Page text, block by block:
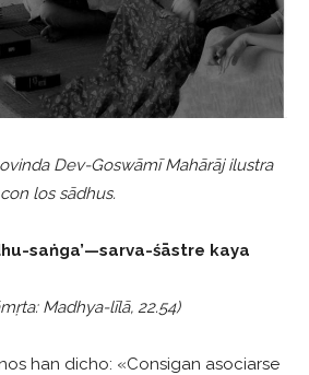
Dev-Goswāmī Mahārāj ilustra
los sādhus.
saṅga’—sarva-śāstre kaya
Madhya-līlā, 22.54)
han dicho: «Consigan asociarse